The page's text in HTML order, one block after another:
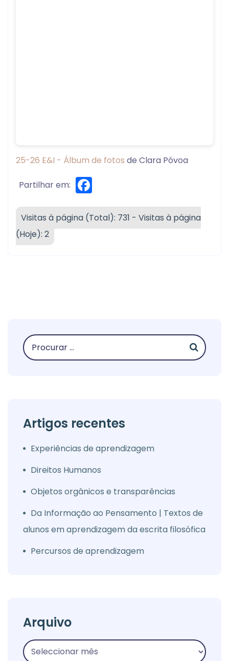
25-26 E&I - Álbum de fotos de Clara Póvoa
Partilhar em:
Visitas à página (Total): 731 - Visitas à página
(Hoje): 2
Artigos recentes
Experiências de aprendizagem
Direitos Humanos
Objetos orgânicos e transparências
Da Informação ao Pensamento | Textos de
alunos em aprendizagem da escrita filosófica
Percursos de aprendizagem
Arquivo